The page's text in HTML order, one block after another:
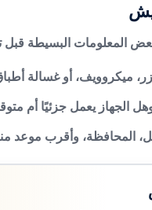
المعلومات البسيطة قبل
ميكروويف، أو غسالة
الجهاز يعمل جزئيًا أم
المحافظة، وأقرب موعد